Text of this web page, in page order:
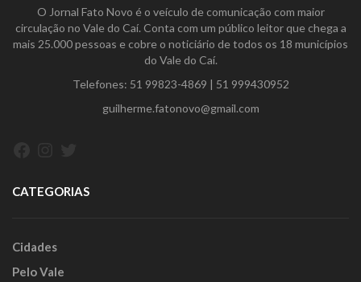
O Jornal Fato Novo é o veículo de comunicação com maior
circulação no Vale do Caí. Conta com um público leitor que chega a
mais 25.000 pessoas e cobre o noticiário de todos os 18 municípios
do Vale do Caí.
Telefones: 51 99823-4869 | 51 999430952
guilherme.fatonovo@gmail.com
CATEGORIAS
Cidades
Pelo Vale